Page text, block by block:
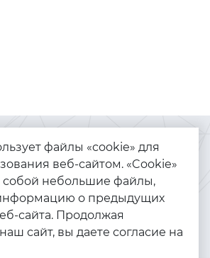
Каталог
Браслеты
Золото
Серебро
файлы «cookie» для
веб-сайтом. «Cookie»
собой небольшие файлы,
о предыдущих
сайта. Продолжая
сайт, вы даете согласие на